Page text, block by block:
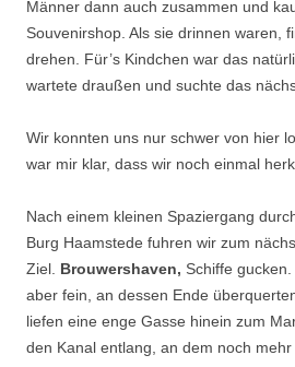
Männer dann auch zusammen und
Souvenirshop. Als sie drinnen waren,
drehen. Für’s Kindchen war das
wartete draußen und suchte das
Wir konnten uns nur schwer von hier
war mir klar, dass wir noch einmal
Nach einem kleinen Spaziergang
Burg Haamstede fuhren wir zum
Ziel. Brouwershaven, Schiffe
aber fein, an dessen Ende
liefen eine enge Gasse hinein zum
den Kanal entlang, an dem noch